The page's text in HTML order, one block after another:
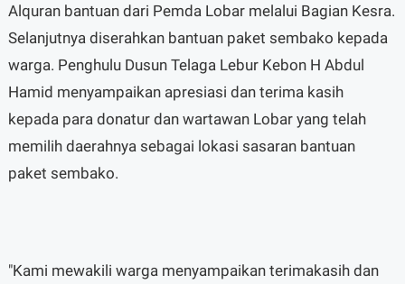
Alquran bantuan dari Pemda Lobar melalui Bagian Kesra.
Selanjutnya diserahkan bantuan paket sembako kepada
warga. Penghulu Dusun Telaga Lebur Kebon H Abdul
Hamid menyampaikan apresiasi dan terima kasih
kepada para donatur dan wartawan Lobar yang telah
memilih daerahnya sebagai lokasi sasaran bantuan
paket sembako.
"Kami mewakili warga menyampaikan terimakasih dan